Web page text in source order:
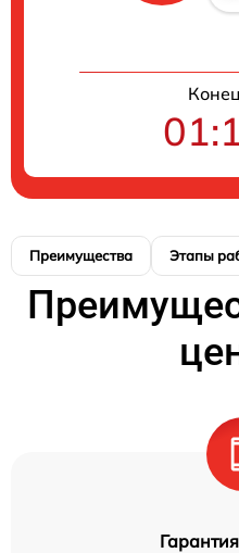
Преимущества Этапы